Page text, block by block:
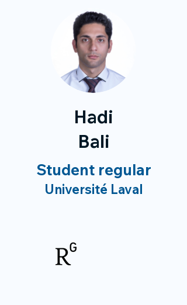
Hadi
Bali
Student regular
Université Laval